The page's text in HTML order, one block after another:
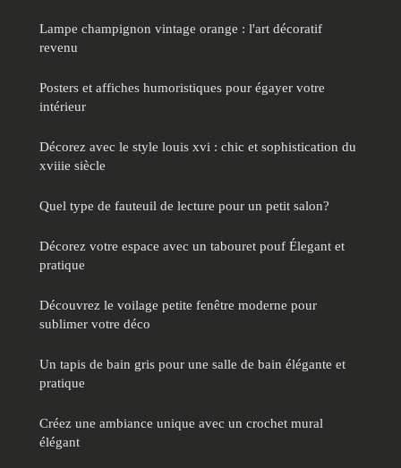
Lampe champignon vintage orange : l'art décoratif
revenu
Posters et affiches humoristiques pour égayer votre
intérieur
Décorez avec le style louis xvi : chic et sophistication du
xviiie siècle
Quel type de fauteuil de lecture pour un petit salon?
Décorez votre espace avec un tabouret pouf Élegant et
pratique
Découvrez le voilage petite fenêtre moderne pour
sublimer votre déco
Un tapis de bain gris pour une salle de bain élégante et
pratique
Créez une ambiance unique avec un crochet mural
élégant